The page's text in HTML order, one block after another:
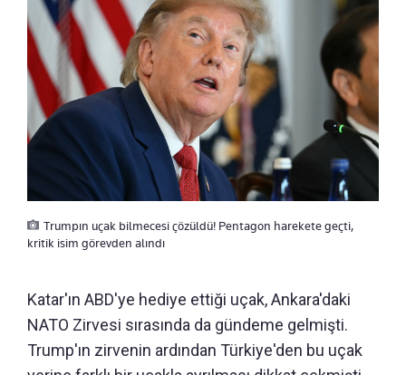
Trumpın uçak bilmecesi çözüldü! Pentagon harekete geçti,
kritik isim görevden alındı
Katar'ın ABD'ye hediye ettiği uçak, Ankara'daki
NATO Zirvesi sırasında da gündeme gelmişti.
Trump'ın zirvenin ardından Türkiye'den bu uçak